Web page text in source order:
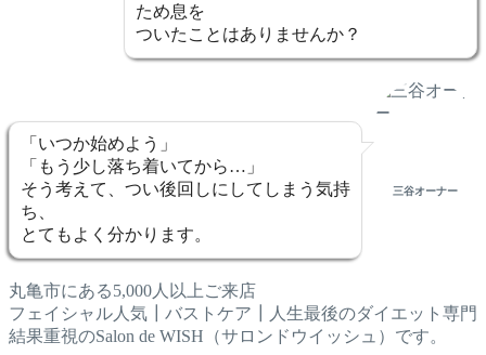
ため息を
ついたことはありませんか？
「いつか始めよう」
「もう少し落ち着いてから…」
そう考えて、つい後回しにしてしまう気持
ち、
とてもよく分かります。
三谷オーナー
丸亀市にある5,000人以上ご来店
フェイシャル人気┃バストケア┃人生最後のダイエット専門
結果重視のSalon de WISH（サロンドウイッシュ）です。